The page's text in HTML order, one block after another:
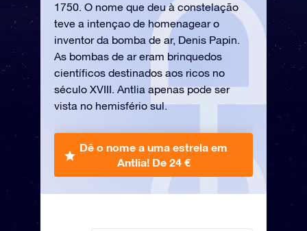
1750. O nome que deu à constelação
teve a intençao de homenagear o
inventor da bomba de ar, Denis Papin.
As bombas de ar eram brinquedos
científicos destinados aos ricos no
século XVIII. Antlia apenas pode ser
vista no hemisfério sul.
Dê o nome a uma estrela em
Antlia! De 24 €